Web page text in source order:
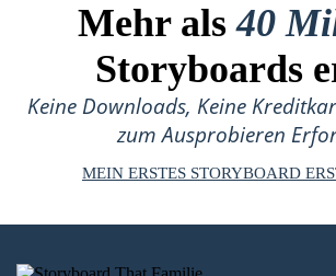
Mehr als40
Storyboards
Keine Downloads, Keine
zum Ausprobieren
MEIN ERSTES STORYBOARD